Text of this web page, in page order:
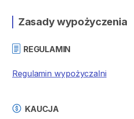
Zasady wypożyczenia
REGULAMIN
Regulamin wypożyczalni
KAUCJA